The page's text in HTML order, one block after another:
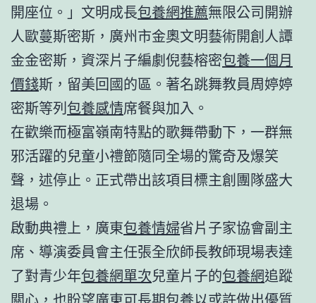
開座位。」文明成長包養網推薦無限公司開辦
人歐蔓斯密斯，廣州市金奧文明藝術開創人譚
金金密斯，資深片子編劇倪藝榕密包養一個月
價錢斯，留美回國的區。著名跳舞教員周婷婷
密斯等列包養感情席餐與加入。
在歡樂而極富嶺南特點的歌舞帶動下，一群無
邪活躍的兒童小禮節隨同全場的驚奇及爆笑
聲，述停止。正式帶出該項目標主創團隊盛大
退場。
啟動典禮上，廣東包養情婦省片子家協會副主
席、導演委員會主任張全欣師長教師現場表達
了對青少年包養網單次兒童片子的包養網追蹤
關心，也盼望廣東可長期包養以或許做出優質